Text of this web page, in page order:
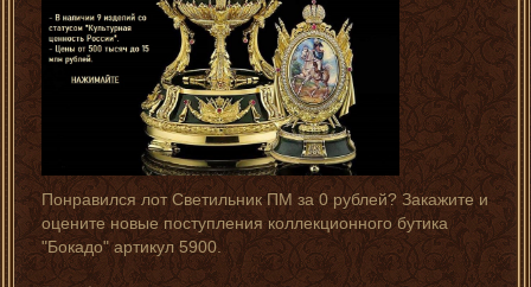
Понравился лот Светильник ПМ за 0 рублей? Закажите и
оцените новые поступления коллекционного бутика
"Бокадо" артикул 5900.